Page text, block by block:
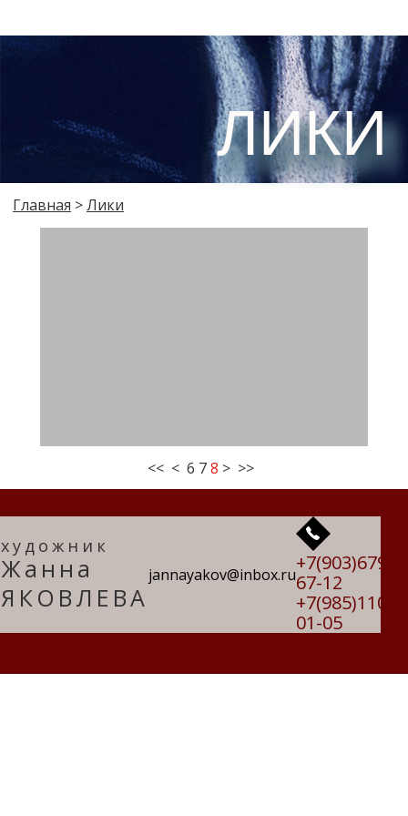
ЛИКИ
Главная >Лики
<< < 6 7 8 > >>
художник
Жанна
ЯКОВЛЕВА
jannayakov@inbox.ru+7(903)679-
67-12
+7(985)110-
01-05